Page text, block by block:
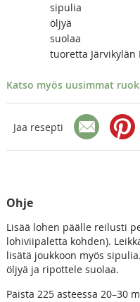
sipulia
öljyä
suolaa
tuoretta Järvikylän
Katso myös uusimmat
Jaa resepti
Ohje
Lisää lohen päälle reilusti
lohiviipaletta kohden).
lisätä joukkoon myös
öljyä ja ripottele suolaa.
Paista 225 asteessa 20–30